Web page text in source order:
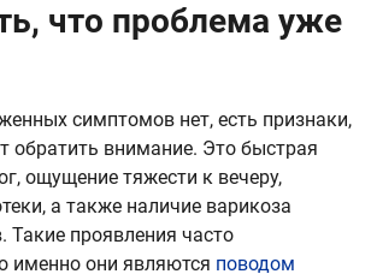
что проблема уже
симптомов нет, есть признаки,
обратить внимание. Это быстрая
ощущение тяжести к вечеру,
а также наличие варикоза
Такие проявления часто
именно они являются поводом